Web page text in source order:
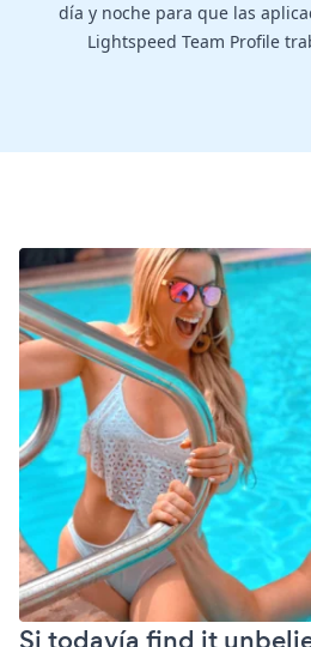
día y noche para que las
Lightspeed Team Profile